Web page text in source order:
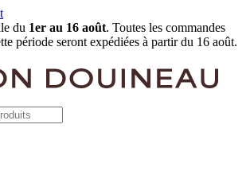
du 1er au 16 août. Toutes les commandes
période seront expédiées à partir du 16 août.